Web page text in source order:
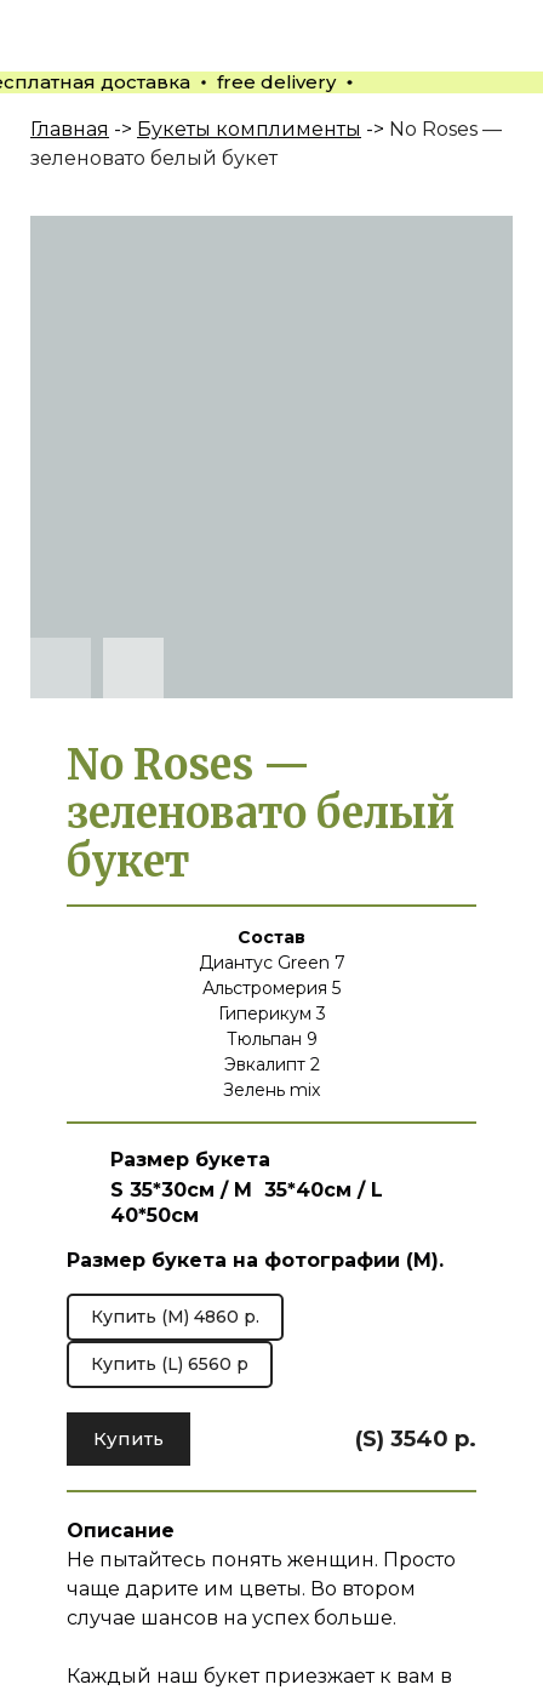
доставка free delivery
Главная -> Букеты комплименты -> No Roses —
зеленовато белый букет
No Roses —
зеленовато белый
букет
Состав
Диантус Green 7
Альстромерия 5
Гиперикум 3
Тюльпан 9
Эвкалипт 2
Зелень mix
Размер букета
S 35*30см / M 35*40см / L
40*50см
Размер букета на фотографии (M).
Купить (M) 4860 р.
Купить (L) 6560 р
Купить (S) 3540 р.
Описание
Не пытайтесь понять женщин. Просто
чаще дарите им цветы. Во втором
случае шансов на успех больше.
Каждый наш букет приезжает к вам в